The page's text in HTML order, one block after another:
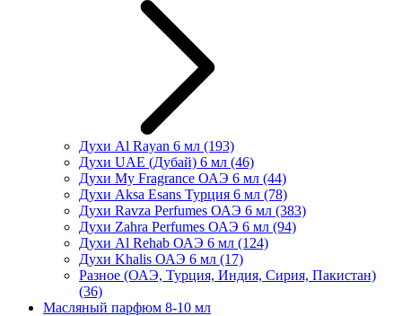
Духи Al Rayan 6 мл (193)
Духи UAE (Дубай) 6 мл (46)
Духи My Fragrance ОАЭ 6 мл (44)
Духи Aksa Esans Турция 6 мл (78)
Духи Ravza Perfumes ОАЭ 6 мл (383)
Духи Zahra Perfumes ОАЭ 6 мл (94)
Духи Al Rehab ОАЭ 6 мл (124)
Духи Khalis ОАЭ 6 мл (17)
Разное (ОАЭ, Турция, Индия, Сирия, Пакистан)
(36)
Масляный парфюм 8-10 мл